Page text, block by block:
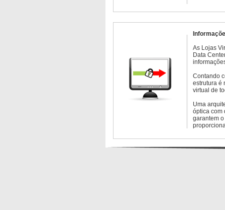
As Lojas
Data
Contando
estrutura é
virtual de
Uma
óptica com
garantem